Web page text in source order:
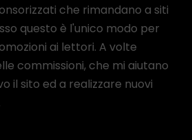
che rimandano a siti
questo è l'unico modo per
ai lettori. A volte
commissioni, che mi aiutano
il sito ed a realizzare nuovi